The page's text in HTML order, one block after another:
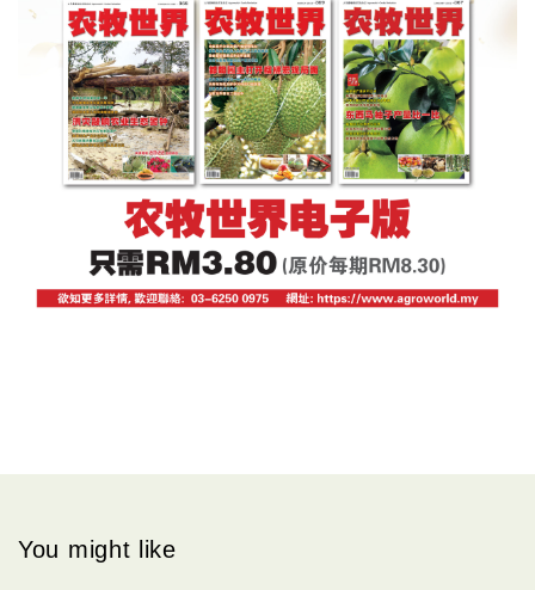
You might like